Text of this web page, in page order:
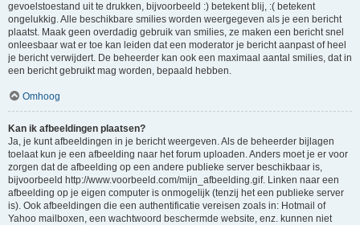
gevoelstoestand uit te drukken, bijvoorbeeld :) betekent blij, :( betekent
ongelukkig. Alle beschikbare smilies worden weergegeven als je een bericht
plaatst. Maak geen overdadig gebruik van smilies, ze maken een bericht snel
onleesbaar wat er toe kan leiden dat een moderator je bericht aanpast of heel
je bericht verwijdert. De beheerder kan ook een maximaal aantal smilies, dat in
een bericht gebruikt mag worden, bepaald hebben.
Omhoog
Kan ik afbeeldingen plaatsen?
Ja, je kunt afbeeldingen in je bericht weergeven. Als de beheerder bijlagen
toelaat kun je een afbeelding naar het forum uploaden. Anders moet je er voor
zorgen dat de afbeelding op een andere publieke server beschikbaar is,
bijvoorbeeld http://www.voorbeeld.com/mijn_afbeelding.gif. Linken naar een
afbeelding op je eigen computer is onmogelijk (tenzij het een publieke server
is). Ook afbeeldingen die een authentificatie vereisen zoals in: Hotmail of
Yahoo mailboxen, een wachtwoord beschermde website, enz. kunnen niet